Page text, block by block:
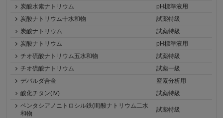
炭酸水素ナトリウム
pH標準液用
炭酸ナトリウム十水和物
試薬特級
炭酸ナトリウム
試薬特級
炭酸ナトリウム
pH標準液用
チオ硫酸ナトリウム五水和物
試薬特級
チオ硫酸ナトリウム
試薬一級
デバルダ合金
窒素分析用
酸化チタン(IV)
試薬特級
ペンタシアノニトロシル鉄(III)酸ナトリウム二水
和物
試薬特級